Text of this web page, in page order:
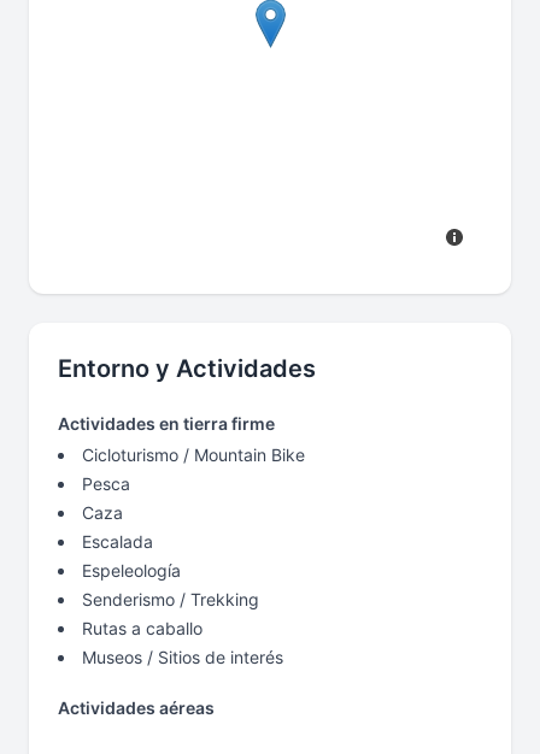
Entorno y Actividades
Actividades en tierra firme
Cicloturismo / Mountain Bike
Pesca
Caza
Escalada
Espeleología
Senderismo / Trekking
Rutas a caballo
Museos / Sitios de interés
Actividades aéreas